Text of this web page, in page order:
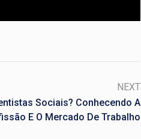
NEXT
Sociais? Conhecendo A
E O Mercado De Trabalho